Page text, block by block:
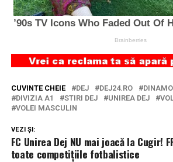
CUVINTE CHEIE DEJ DEJ24.RO
DIVIZIA A1
STIRI DEJ UNIREA DEJ
VOLEI MASCULIN
VEZI ȘI:
FC Unirea Dej NU mai joacă la Cugir!
toate competițiile fotbalistice